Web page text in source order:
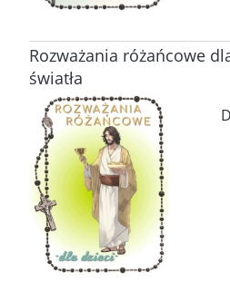
Rozważania różańcowe
światła